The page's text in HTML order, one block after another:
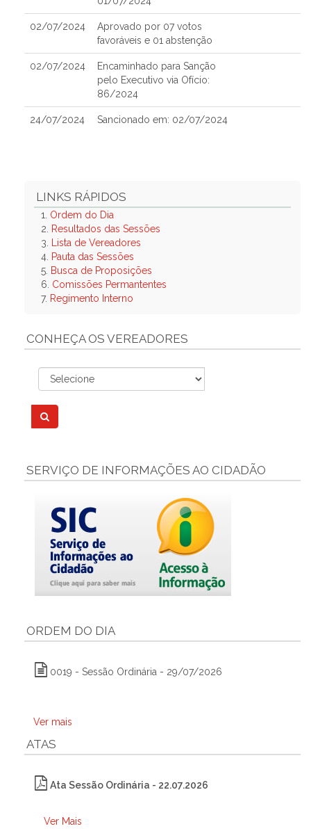
02/07/2024
Aprovado por 07 votos
favoráveis e 01 abstenção
02/07/2024
Encaminhado para Sanção
pelo Executivo via Ofício:
86/2024
24/07/2024 Sancionado em: 02/07/2024
LINKS RÁPIDOS
1. Ordem do Dia
2.
Resultados das Sessões
3.
Lista de Vereadores
4. Pauta das Sessões
5. Busca de Proposições
6. Comissões Permantentes
7. Regimento Interno
CONHEÇA OS VEREADORES
SERVIÇO DE INFORMAÇÕES AO CIDADÃO
ORDEM DO DIA
0019 - Sessão Ordinária - 29/07/2026
Ver mais
ATAS
Ata Sessão Ordinária - 22.07.2026
Ver Mais